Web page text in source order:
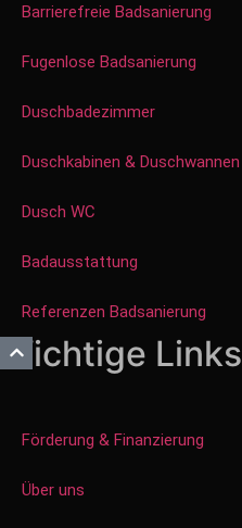
Barrierefreie Badsanierung
Fugenlose Badsanierung
Duschbadezimmer
Duschkabinen & Duschwannen
Dusch WC
Badausstattung
Referenzen Badsanierung
Wichtige Links
Förderung & Finanzierung
Über uns